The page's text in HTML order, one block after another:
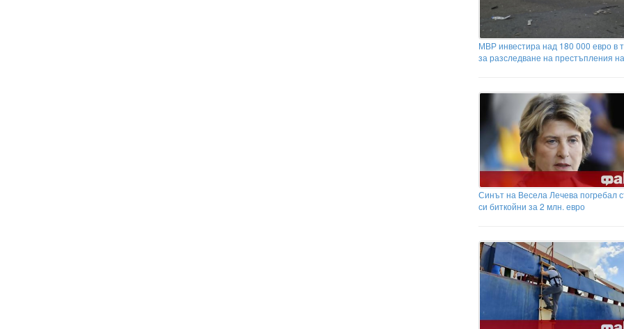
МВР инвестира над 180 000 евро в
за разследване на престъпления
Синът на Весела Лечева погребал
си биткойни за 2 млн. евро